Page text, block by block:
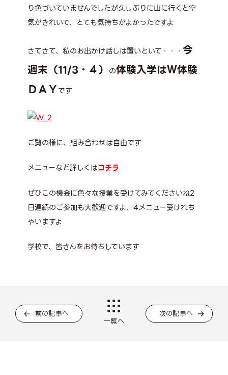
り色づいていませんでしたが久しぶりに山に行くと空
気がきれいで、とても気持ちがよかったですよ
さてさて、私のお出かけ話しは置いといて・・・ 今
週末（11/3・４） の体験入学はＷ体験
ＤＡＹです
ご覧の様に、組み合わせは自由です
メニューなど詳しくはコチラ
ぜひこの機会に色々な授業を受けてみてくださいね2
日連続のご参加も大歓迎ですよ、4メニュー受けれち
ゃいますよ
学校で、皆さんをお待ちしています
前の記事へ
一覧へ
次の記事へ